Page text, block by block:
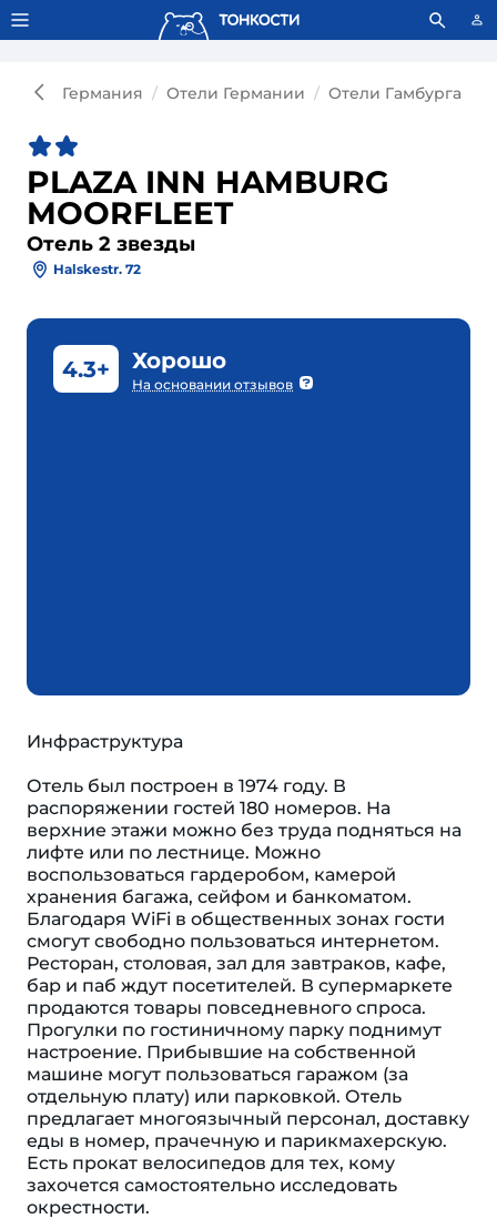
Тонкости используют сookie-файлы. Что это значит?
Германия Отели Германии Отели Гамбурга
PLAZA INN HAMBURG
MOORFLEET
Отель 2 звезды
Halskestr. 72
4.3+ Хорошо
На основании отзывов
Инфраструктура
Отель был построен в 1974 году. В
распоряжении гостей 180 номеров. На
верхние этажи можно без труда подняться на
лифте или по лестнице. Можно
воспользоваться гардеробом, камерой
хранения багажа, сейфом и банкоматом.
Благодаря WiFi в общественных зонах гости
смогут свободно пользоваться интернетом.
Ресторан, столовая, зал для завтраков, кафе,
бар и паб ждут посетителей. В супермаркете
продаются товары повседневного спроса.
Прогулки по гостиничному парку поднимут
настроение. Прибывшие на собственной
машине могут пользоваться гаражом (за
отдельную плату) или парковкой. Отель
предлагает многоязычный персонал, доставку
еды в номер, прачечную и парикмахерскую.
Есть прокат велосипедов для тех, кому
захочется самостоятельно исследовать
окрестности.